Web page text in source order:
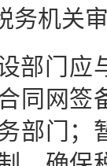
务机关
部门应
同网签
部门；